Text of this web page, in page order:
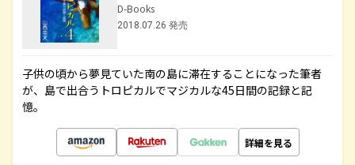
D-Books
2018.07.26 発売
子供の頃から夢見ていた南の島に滞在することになった筆者
が、島で出合うトロピカルでマジカルな45日間の記録と記
憶。
詳細を見る